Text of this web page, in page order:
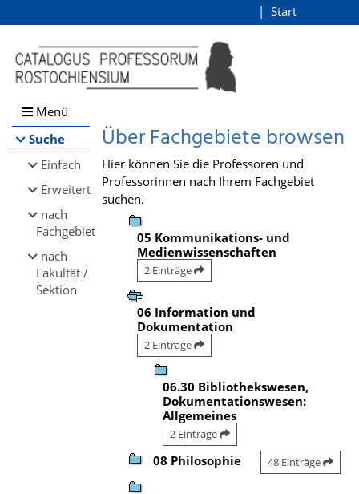
Browsen
direkt zum Inhalt
Start
Menü
Suche
Einfach
Erweitert
nach
Fachgebiet
nach
Fakultät /
Sektion
Über Fachgebiete browsen
Hier können Sie die Professoren und
Professorinnen nach Ihrem Fachgebiet
suchen.
05 Kommunikations- und
Medienwissenschaften
2 Einträge
06 Information und
Dokumentation
2 Einträge
06.30 Bibliothekswesen,
Dokumentationswesen:
Allgemeines
2 Einträge
08 Philosophie 48 Einträge